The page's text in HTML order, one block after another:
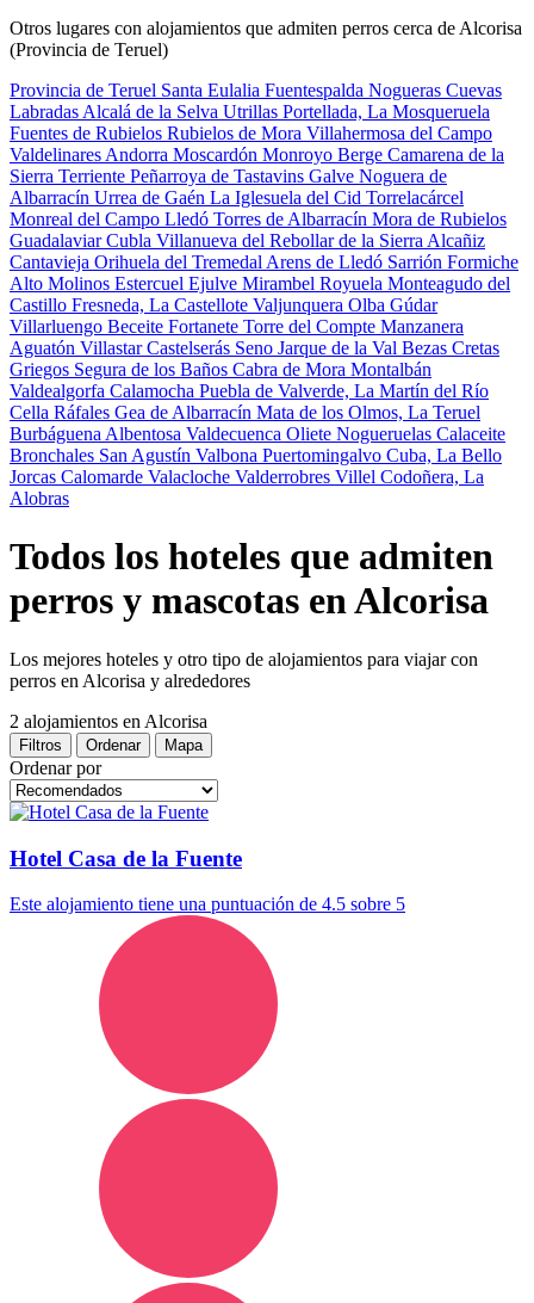
Otros lugares con alojamientos que admiten perros cerca de Alcorisa
(Provincia de Teruel)
Provincia de Teruel Santa Eulalia Fuentespalda Nogueras Cuevas
Labradas Alcalá de la Selva Utrillas Portellada, La Mosqueruela
Fuentes de Rubielos Rubielos de Mora Villahermosa del Campo
Valdelinares Andorra Moscardón Monroyo Berge Camarena de la
Sierra Terriente Peñarroya de Tastavins Galve Noguera de
Albarracín Urrea de Gaén La Iglesuela del Cid Torrelacárcel
Monreal del Campo Lledó Torres de Albarracín Mora de Rubielos
GuadalaviarCubla Villanueva del Rebollar de la Sierra Alcañiz
Cantavieja Orihuela del Tremedal Arens de Lledó Sarrión Formiche
Alto Molinos Estercuel Ejulve Mirambel Royuela Monteagudo del
Castillo Fresneda, La Castellote Valjunquera Olba Gúdar
Villarluengo Beceite Fortanete Torre del Compte Manzanera
Aguatón VillastarCastelserás Seno Jarque de la Val Bezas Cretas
Griegos Segura de los Baños Cabra de Mora Montalbán
Valdealgorfa Calamocha Puebla de Valverde, La Martín del Río
Cella Ráfales Gea de Albarracín Mata de los Olmos, La Teruel
Burbáguena Albentosa Valdecuenca Oliete Nogueruelas Calaceite
Bronchales San Agustín Valbona Puertomingalvo Cuba, La Bello
Jorcas Calomarde Valacloche Valderrobres Villel Codoñera, La
Alobras
Todos los hoteles que admiten
perros y mascotas en Alcorisa
Los mejores hoteles y otro tipo de alojamientos para viajar con
perros en Alcorisa y alrededores
2 alojamientos en Alcorisa
Filtros Ordenar Mapa
Ordenar por
Hotel Casa de la Fuente
Este alojamiento tiene una puntuación de 4.5 sobre 5